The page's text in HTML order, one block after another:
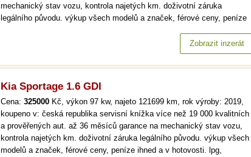
mechanický stav vozu, kontrola najetých km. doživotní záruka
legálního původu. výkup všech modelů a značek, férové ceny, peníze
36 měsíců garance na mechanický stav vozu, kontrola najetých km.…
Zobrazit inzerát
Kia Sportage 1.6 GDI
Cena: 325000 Kč, výkon 97 kw, najeto 121699 km, rok výroby: 2019,
koupeno v: česká republika servisní knížka více než 19 000 kvalitních
a prověřených aut. až 36 měsíců garance na mechanický stav vozu,
kontrola najetých km. doživotní záruka legálního původu. výkup všech
modelů a značek, férové ceny, peníze ihned a v hotovosti. lpg,